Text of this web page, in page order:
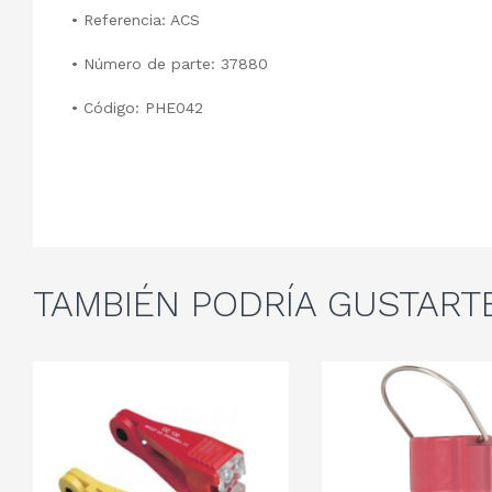
• Referencia: ACS
• Número de parte: 37880
• Código: PHE042
TAMBIÉN PODRÍA